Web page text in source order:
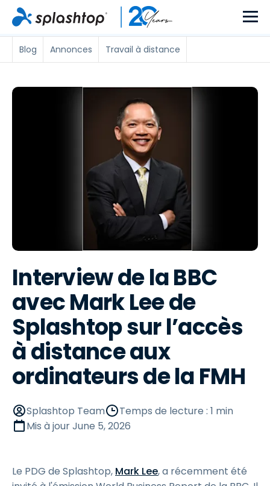
Blog Annonces Travail à distance
Interview de la BBC
avec Mark Lee de
Splashtop sur l’accès
à distance aux
ordinateurs de la FMH
Splashtop Team
Temps de lecture : 1 min
Mis à jourJune 5, 2026
Le PDG de Splashtop, Mark Lee, a récemment été